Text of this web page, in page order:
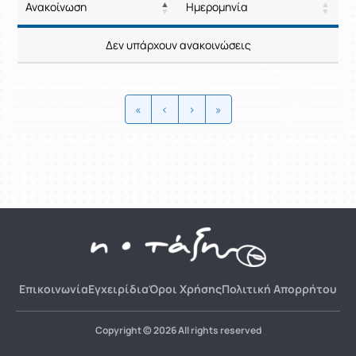
Ανακοίνωση
Ημερομηνία
Ρυθμίσεις επιλογής /
Ρυθμίσεις επιλογής /
Δεν υπάρχουν ανακοινώσεις
« ‹ › »
ΕπικοινωνίαΕγχειρίδιαΌροι ΧρήσηςΠολιτική Απορρήτου
Copyright © 2026 All rights reserved